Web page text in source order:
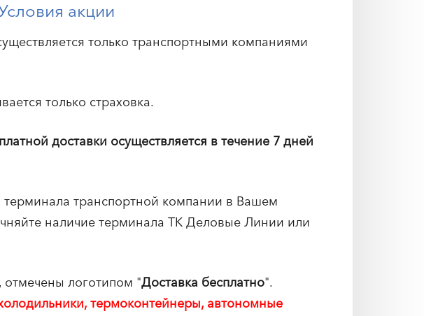
акции
только транспортными компаниями
только страховка.
доставки осуществляется в течение 7 дней
терминала транспортной компании в Вашем
наличие терминала ТК Деловые Линии или
отмечены логотипом "Доставка бесплатно".
термоконтейнеры, автономные